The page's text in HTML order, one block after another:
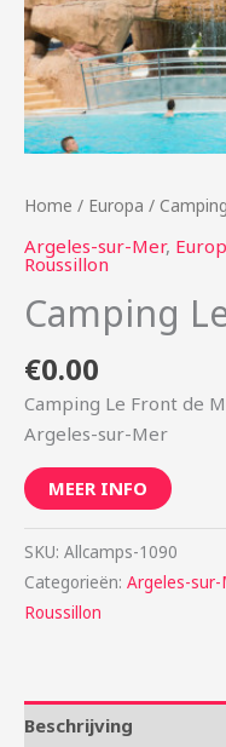
Home / Europa /
Argeles-sur-Mer,
Roussillon
Camping
€0.00
Camping Le Front de
Argeles-sur-Mer
MEER INFO
SKU: Allcamps-1090
Categorieën: Argeles-sur-
Roussillon
Beschrijving